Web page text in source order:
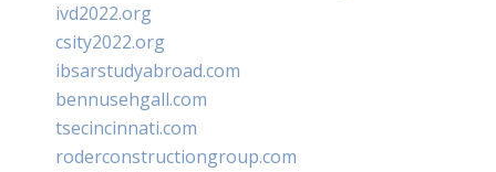
ivd2022.org
csity2022.org
ibsarstudyabroad.com
bennusehgall.com
tsecincinnati.com
roderconstructiongroup.com